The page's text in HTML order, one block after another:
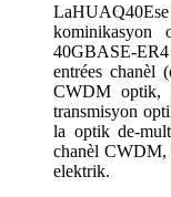
LaHUAQ40E
kominikasyon
40GBASE-
entrées chanèl
CWDM optik,
transmisyon
la optik de-
chanèl CWDM,
elektrik.